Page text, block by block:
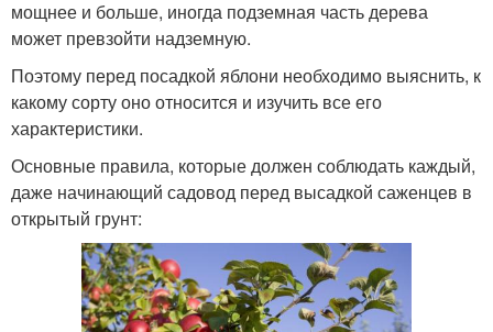
мощнее и больше, иногда подземная часть дерева
может превзойти надземную.
Поэтому перед посадкой яблони необходимо выяснить, к
какому сорту оно относится и изучить все его
характеристики.
Основные правила, которые должен соблюдать каждый,
даже начинающий садовод перед высадкой саженцев в
открытый грунт: